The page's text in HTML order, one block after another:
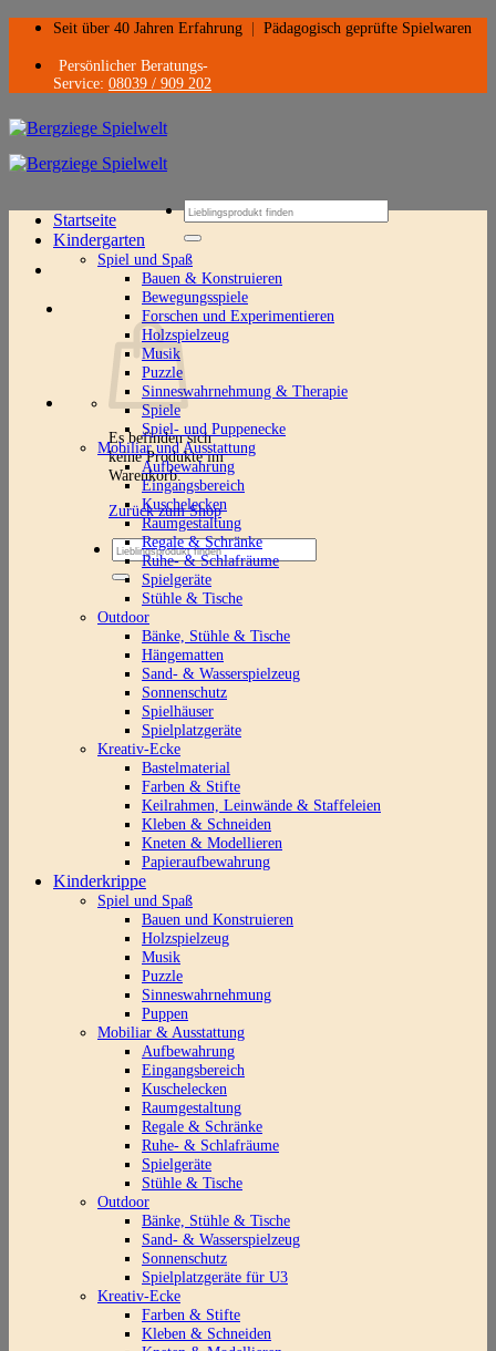
Zum
springen
Seit über 40 Jahren Erfahrung Pädagogisch geprüfte Spielwaren
Persönlicher Beratungs-
Service: 08039 / 909 202
Suchen
nach:
Es befinden sich
keine Produkte im
Warenkorb.
Zurück zum Shop
Suchen
nach:
Startseite
Kindergarten
Spiel und Spaß
Bauen & Konstruieren
Bewegungsspiele
Forschen und Experimentieren
Holzspielzeug
Musik
Puzzle
Sinneswahrnehmung & Therapie
Spiele
Spiel- und Puppenecke
Mobiliar und Ausstattung
Aufbewahrung
Eingangsbereich
Kuschelecken
Raumgestaltung
Regale & Schränke
Ruhe- & Schlafräume
Spielgeräte
Stühle & Tische
Outdoor
Bänke, Stühle & Tische
Hängematten
Sand- & Wasserspielzeug
Sonnenschutz
Spielhäuser
Spielplatzgeräte
Kreativ-Ecke
Bastelmaterial
Farben & Stifte
Keilrahmen, Leinwände & Staffeleien
Kleben & Schneiden
Kneten & Modellieren
Papieraufbewahrung
Kinderkrippe
Spiel und Spaß
Bauen und Konstruieren
Holzspielzeug
Musik
Puzzle
Sinneswahrnehmung
Puppen
Mobiliar & Ausstattung
Aufbewahrung
Eingangsbereich
Kuschelecken
Raumgestaltung
Regale & Schränke
Ruhe- & Schlafräume
Spielgeräte
Stühle & Tische
Outdoor
Bänke, Stühle & Tische
Sand- & Wasserspielzeug
Sonnenschutz
Spielplatzgeräte für U3
Kreativ-Ecke
Farben & Stifte
Kleben & Schneiden